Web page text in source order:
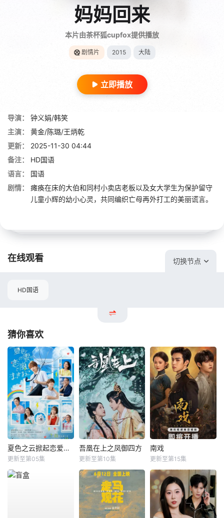
妈妈回来
本片由茶杯狐cupfox提供播放
剧情片 2015 大陆
立即播放
导演：
钟义娟/韩笑
主演：
黄金/陈璐/王炳乾
更新：
2025-11-30 04:44
备注：
HD国语
语言：
国语
剧情：
瘫痪在床的大伯和同村小卖店老板以及女大学生为保护留守
儿童小辉的幼小心灵，共同编织亡母再外打工的美丽谎言。
在线观看 切换节点
HD国语
猜你喜欢
夏色之云掀起恋爱与风暴
更新至第05集
吾凰在上之凤御四方
更新至第10集
南戏
更新至第15集